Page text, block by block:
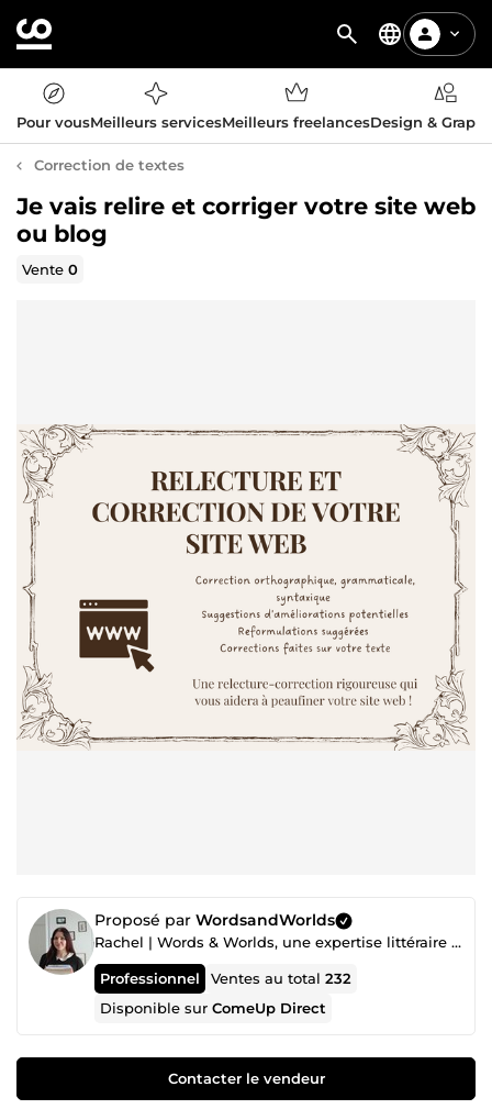
Pour vousMeilleurs servicesMeilleurs freelancesDesign &
Correction de textes
Je vais relire et corriger votre site web
ou blog
Vente0
Proposé par WordsandWorlds
Rachel | Words & Worlds, une expertise littéraire utile et nécessaire !
Professionnel Ventes au total232
Disponible surComeUp Direct
Contacter le vendeur